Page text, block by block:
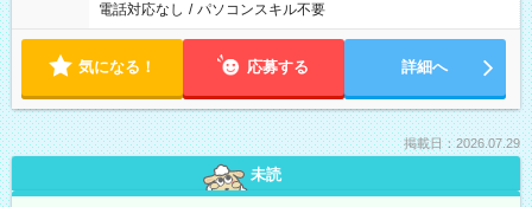
電話対応なし / パソコンスキル不要
気になる！ 応募する 詳細へ
掲載日：2026.07.29
未読